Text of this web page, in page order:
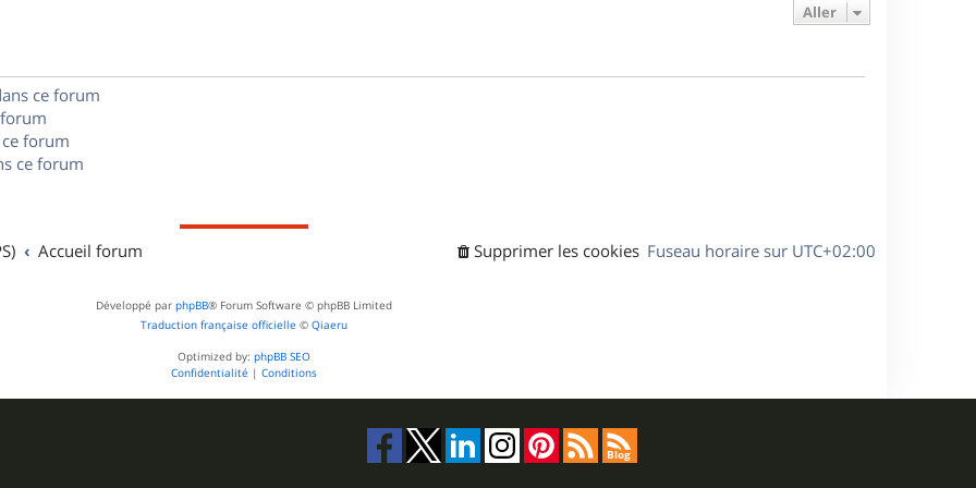
e
Aller
ce forum
forum
ce forum
Accueil forum Fuseau horaire sur UTC+02:00
Supprimer les cookies
Développé par phpBB® Forum Software © phpBB Limited
Traduction française officielle © Qiaeru
Optimized by: phpBB SEO
Confidentialité | Conditions